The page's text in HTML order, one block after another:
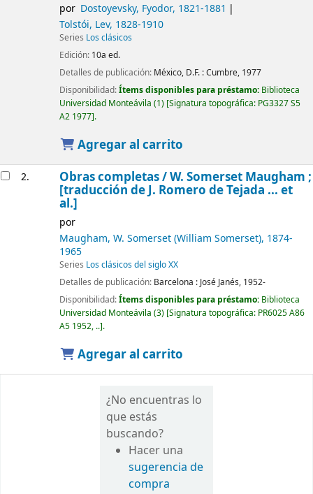
por Dostoyevsky, Fyodor, 1821-1881
Tolstói, Lev, 1828-1910
Series Los clásicos
Edición: 10a ed.
Detalles de publicación: México, D.F. :Cumbre, 1977
Disponibilidad:Ítems disponibles para préstamo: Biblioteca
Universidad Monteávila (1) Signatura topográfica: PG3327 S5
A2 1977 .
Agregar al carrito
2. Obras completas /W. Somerset Maugham ;
[traducción de J. Romero de Tejada ... et
al.]
por
Maugham, W. Somerset (William Somerset), 1874-
1965
Series Los clásicos del siglo XX
Detalles de publicación: Barcelona : José Janés, 1952-
Disponibilidad:Ítems disponibles para préstamo: Biblioteca
Universidad Monteávila (3) Signatura topográfica: PR6025 A86
A5 1952, .. .
Agregar al carrito
¿No encuentras lo
que estás
buscando?
Hacer una
sugerencia de
compra